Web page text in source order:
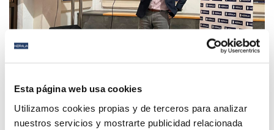
Esta página web usa cookies
Utilizamos cookies propias y de terceros para analizar
nuestros servicios y mostrarte publicidad relacionada
Hidralia participa en el Tour del Talento con su
generacional